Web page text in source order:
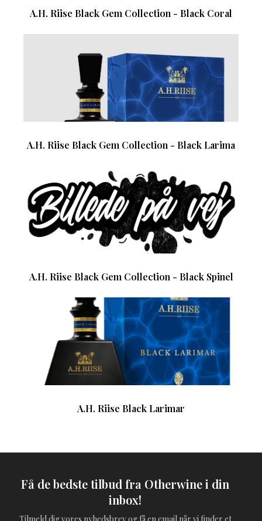
A.H. Riise Black Gem Collection - Black Coral
A.H. Riise Black Gem Collection - Black Larima
A.H. Riise Black Gem Collection - Black Spinel
A.H. Riise Black Larimar
Få de bedste tilbud fra Otherwine i din
inbox!